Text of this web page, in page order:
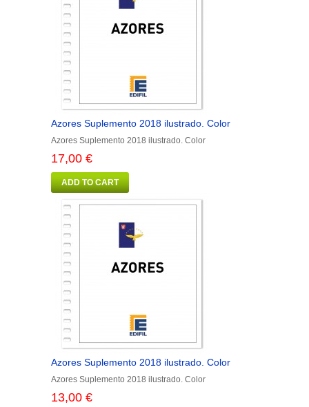
Azores Suplemento 2018 ilustrado. Color
Azores Suplemento 2018 ilustrado. Color
17,00 €
ADD TO CART
Azores Suplemento 2018 ilustrado. Color
Azores Suplemento 2018 ilustrado. Color
13,00 €